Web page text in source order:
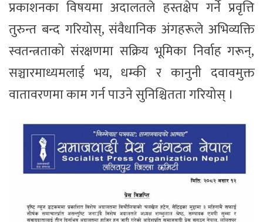
प्रकाशनका विषयमा अदालतले हस्तक्षेप गर्ने प्रवृत्ति
तुरुन्त बन्द गरियोस्, संवैधानिक अंगहरूले अभिव्यक्ति
स्वतन्त्रताको संरक्षणमा सक्रिय भूमिका निर्वाह गरून्,
सञ्चारमाध्यमलाई भय, धम्की र कानुनी दवावमुक्त
वातावरणमा काम गर्न पाउने सुनिश्चितता गरियोस् ।